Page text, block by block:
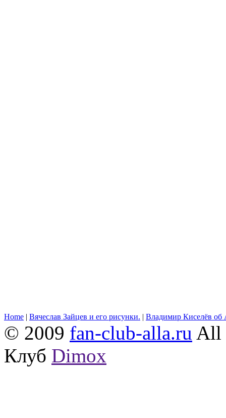
Home | Вячеслав Зайцев и его рисунки. | Владимир Киселёв об
© 2009 fan-club-alla.ru All
Клуб Dimox